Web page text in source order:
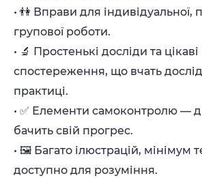
• 👫 Вправи для індивідуальної,
групової роботи.
• 🔬 Простенькі досліди та цікаві
спостереження, що вчать
практиці.
• ✅ Елементи самоконтролю —
бачить свій прогрес.
• 🖼️ Багато ілюстрацій, мінімум
доступно для розуміння.